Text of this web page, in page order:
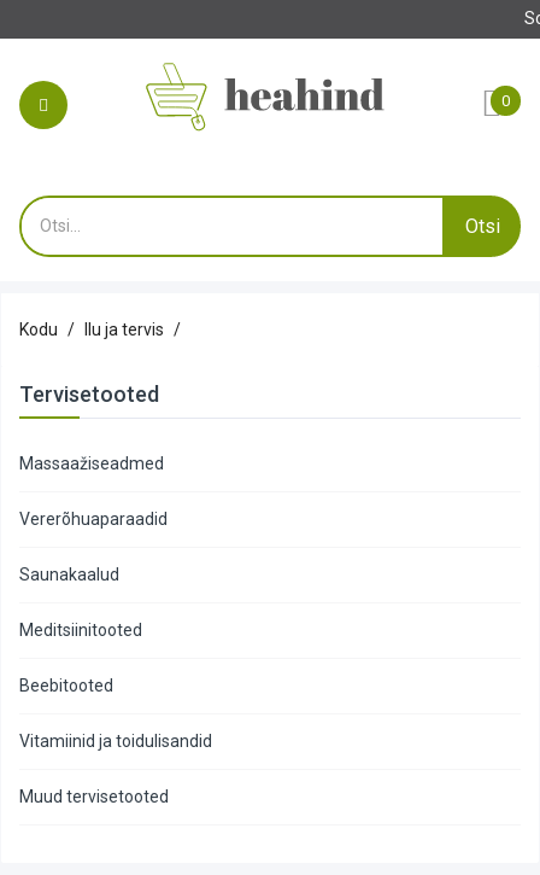
Tehke oma
0
Otsi
Kodu Ilu ja tervis
Tervisetooted
Massaažiseadmed
Vererõhuaparaadid
Saunakaalud
Meditsiinitooted
Beebitooted
Vitamiinid ja toidulisandid
Muud tervisetooted